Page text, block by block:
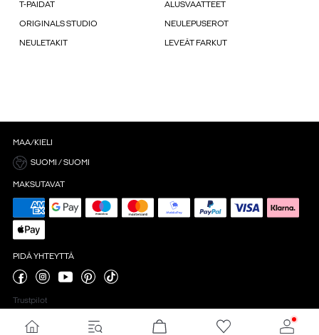
T-PAIDAT ALUSVAATTEET
ORIGINALS STUDIO NEULEPUSEROT
NEULETAKIT LEVEÄT FARKUT
MAA/KIELI
SUOMI / SUOMI
MAKSUTAVAT
PIDÄ YHTEYTTÄ
Trustpilot